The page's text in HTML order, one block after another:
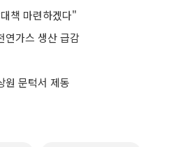
책 마련하겠다"
연가스 생산 급감
문턱서 제동